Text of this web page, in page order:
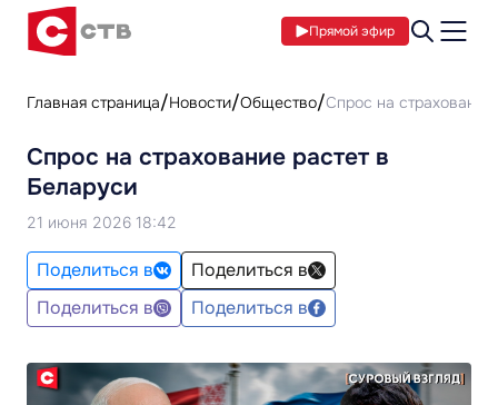
Прямой эфир
Главная страница Новости Общество Спрос на
Спрос на страхование растет в
Беларуси
21 июня 2026 18:42
Поделиться в
Поделиться в
Поделиться в
Поделиться в